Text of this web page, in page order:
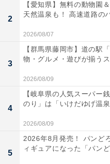
［テイクアウト］しょうが焼
2
【愛知県】無料の動物園
天然温泉も！ 高速道路の
2026/08/07
3
【群馬県藤岡市】道の駅
物・グルメ・遊びが揃う
2026/08/09
4
【岐阜県の人気スーパー
のり」は「いけだゆげ温
2026/08/09
5
2026年8月発売！ パンど
ィギュアになった「パン